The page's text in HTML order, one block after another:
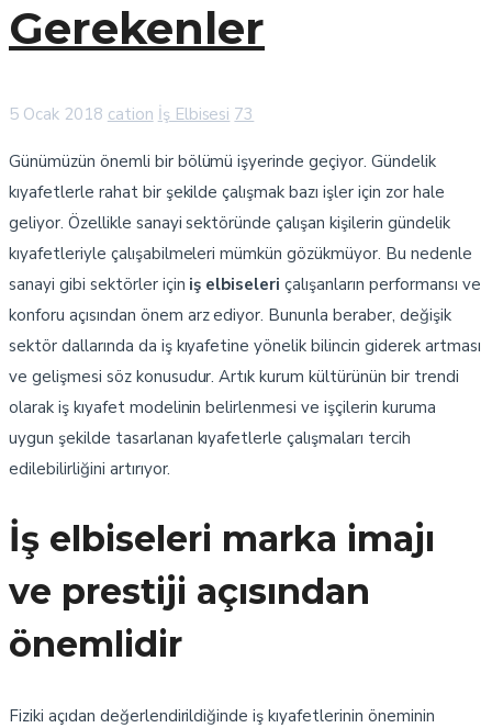
Gerekenler
5 Ocak 2018 cation İş Elbisesi 73
Günümüzün önemli bir bölümü işyerinde geçiyor. Gündelik
kıyafetlerle rahat bir şekilde çalışmak bazı işler için zor hale
geliyor. Özellikle sanayi sektöründe çalışan kişilerin gündelik
kıyafetleriyle çalışabilmeleri mümkün gözükmüyor. Bu nedenle
sanayi gibi sektörler için iş elbiseleri çalışanların performansı ve
konforu açısından önem arz ediyor. Bununla beraber, değişik
sektör dallarında da iş kıyafetine yönelik bilincin giderek artması
ve gelişmesi söz konusudur. Artık kurum kültürünün bir trendi
olarak iş kıyafet modelinin belirlenmesi ve işçilerin kuruma
uygun şekilde tasarlanan kıyafetlerle çalışmaları tercih
edilebilirliğini artırıyor.
İş elbiseleri marka imajı
ve prestiji açısından
önemlidir
Fiziki açıdan değerlendirildiğinde iş kıyafetlerinin öneminin